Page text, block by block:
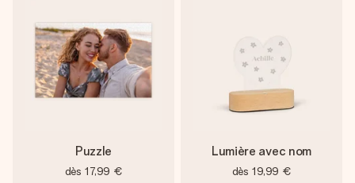
Puzzle
dès 17,99 €
Lumière avec nom
dès 19,99 €